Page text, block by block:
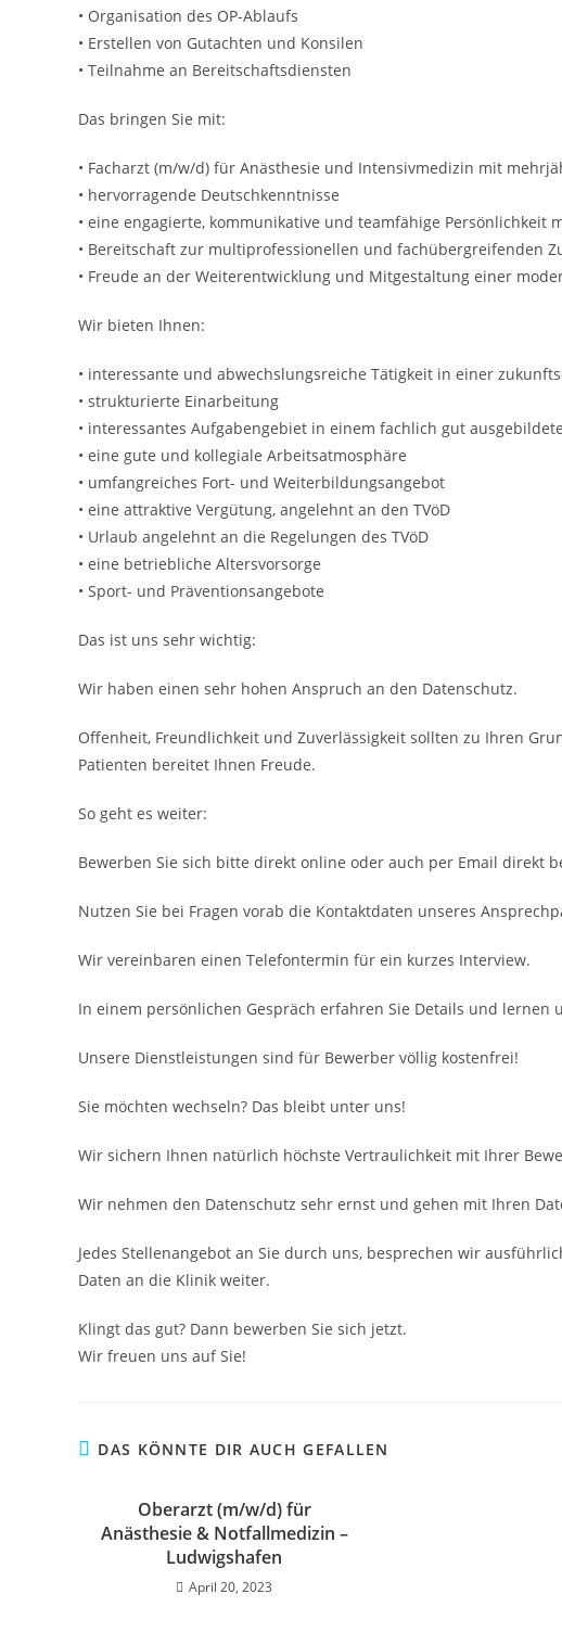
• Organisation des OP-Ablaufs
• Erstellen von Gutachten und Konsilen
• Teilnahme an Bereitschaftsdiensten
Das bringen Sie mit:
• Facharzt (m/w/d) für Anästhesie und Intensivmedizin mit
• hervorragende Deutschkenntnisse
• eine engagierte, kommunikative und teamfähige Persönlichkeit
• Bereitschaft zur multiprofessionellen und fachübergreifenden
• Freude an der Weiterentwicklung und Mitgestaltung einer
Wir bieten Ihnen:
• interessante und abwechslungsreiche Tätigkeit in einer
• strukturierte Einarbeitung
• interessantes Aufgabengebiet in einem fachlich gut
• eine gute und kollegiale Arbeitsatmosphäre
• umfangreiches Fort- und Weiterbildungsangebot
• eine attraktive Vergütung, angelehnt an den TVöD
• Urlaub angelehnt an die Regelungen des TVöD
• eine betriebliche Altersvorsorge
• Sport- und Präventionsangebote
Das ist uns sehr wichtig:
Wir haben einen sehr hohen Anspruch an den Datenschutz.
Offenheit, Freundlichkeit und Zuverlässigkeit sollten zu Ihren
Patienten bereitet Ihnen Freude.
So geht es weiter:
Bewerben Sie sich bitte direkt online oder auch per Email direkt
Nutzen Sie bei Fragen vorab die Kontaktdaten unseres
Wir vereinbaren einen Telefontermin für ein kurzes Interview.
In einem persönlichen Gespräch erfahren Sie Details und lernen
Unsere Dienstleistungen sind für Bewerber völlig kostenfrei!
Sie möchten wechseln? Das bleibt unter uns!
Wir sichern Ihnen natürlich höchste Vertraulichkeit mit Ihrer
Wir nehmen den Datenschutz sehr ernst und gehen mit Ihren
Jedes Stellenangebot an Sie durch uns, besprechen wir
Daten an die Klinik weiter.
Klingt das gut? Dann bewerben Sie sich jetzt.
Wir freuen uns auf Sie!
DAS KÖNNTE DIR AUCH GEFALLEN
Oberarzt (m/w/d) für
Anästhesie & Notfallmedizin –
Ludwigshafen
April 20, 2023